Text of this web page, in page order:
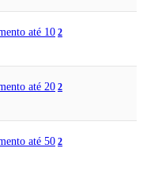
até 10 2
até 20 2
até 50 2